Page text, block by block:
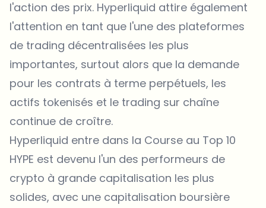
l'action des prix. Hyperliquid attire également
l'attention en tant que l'une des plateformes
de trading décentralisées les plus
importantes, surtout alors que la demande
pour les contrats à terme perpétuels, les
actifs tokenisés et le trading sur chaîne
continue de croître.
Hyperliquid entre dans la Course au Top 10
HYPE est devenu l'un des performeurs de
crypto à grande capitalisation les plus
solides, avec une capitalisation boursière